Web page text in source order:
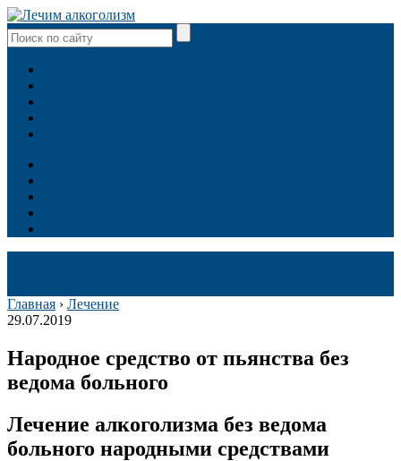
Главная › Лечение
29.07.2019
Народное средство от пьянства без
ведома больного
Лечение алкоголизма без ведома
больного народными средствами